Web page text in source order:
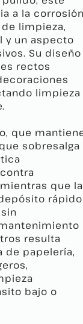
a la
limpieza,
y un aspecto
Su diseño
rectos
limpieza
que
sobresalga
que la
rápido
resulta
de papelería,
bajo o